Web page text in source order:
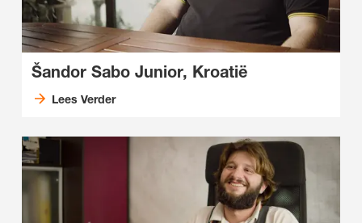
Šandor Sabo Junior, Kroatië
Lees Verder